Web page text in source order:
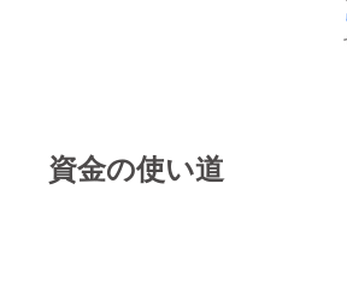
資金の使い道